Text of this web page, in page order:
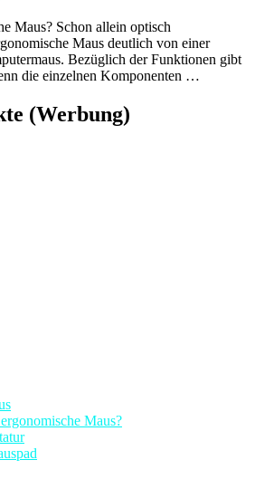
Maus? Schon allein optisch
Maus deutlich von einer
Bezüglich der Funktionen gibt
die einzelnen Komponenten …
(Werbung)
Maus?